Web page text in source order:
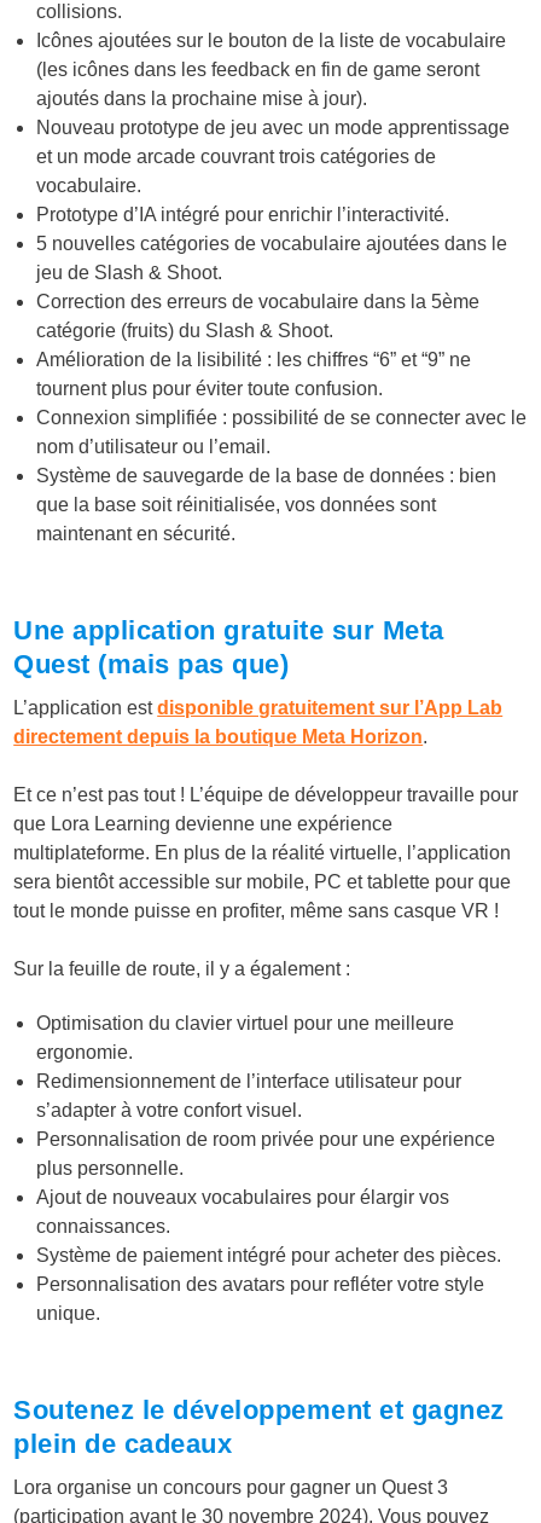
collisions.
Icônes ajoutées sur le bouton de la liste de vocabulaire
(les icônes dans les feedback en fin de game seront
ajoutés dans la prochaine mise à jour).
Nouveau prototype de jeu avec un mode apprentissage
et un mode arcade couvrant trois catégories de
vocabulaire.
Prototype d’IA intégré pour enrichir l’interactivité.
5 nouvelles catégories de vocabulaire ajoutées dans le
jeu de Slash & Shoot.
Correction des erreurs de vocabulaire dans la 5ème
catégorie (fruits) du Slash & Shoot.
Amélioration de la lisibilité : les chiffres “6” et “9” ne
tournent plus pour éviter toute confusion.
Connexion simplifiée : possibilité de se connecter avec le
nom d’utilisateur ou l’email.
Système de sauvegarde de la base de données : bien
que la base soit réinitialisée, vos données sont
maintenant en sécurité.
Une application gratuite sur Meta
Quest (mais pas que)
L’application estdisponible gratuitement sur l’App Lab
directement depuis la boutique Meta Horizon.
Et ce n’est pas tout ! L’équipe de développeur travaille pour
que Lora Learning devienne une expérience
multiplateforme. En plus de la réalité virtuelle, l’application
sera bientôt accessible sur mobile, PC et tablette pour que
tout le monde puisse en profiter, même sans casque VR !
Sur la feuille de route, il y a également :
Optimisation du clavier virtuel pour une meilleure
ergonomie.
Redimensionnement de l’interface utilisateur pour
s’adapter à votre confort visuel.
Personnalisation de room privée pour une expérience
plus personnelle.
Ajout de nouveaux vocabulaires pour élargir vos
connaissances.
Système de paiement intégré pour acheter des pièces.
Personnalisation des avatars pour refléter votre style
unique.
Soutenez le développement et gagnez
plein de cadeaux
Lora organise un concours pour gagner un Quest 3
(participation avant le 30 novembre 2024). Vous pouvez